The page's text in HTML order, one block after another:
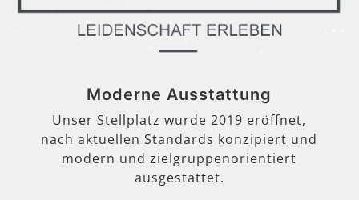
Moderne Ausstattung
Unser Stellplatz wurde 2019 eröffnet,
nach aktuellen Standards konzipiert und
modern und zielgruppenorientiert
ausgestattet.